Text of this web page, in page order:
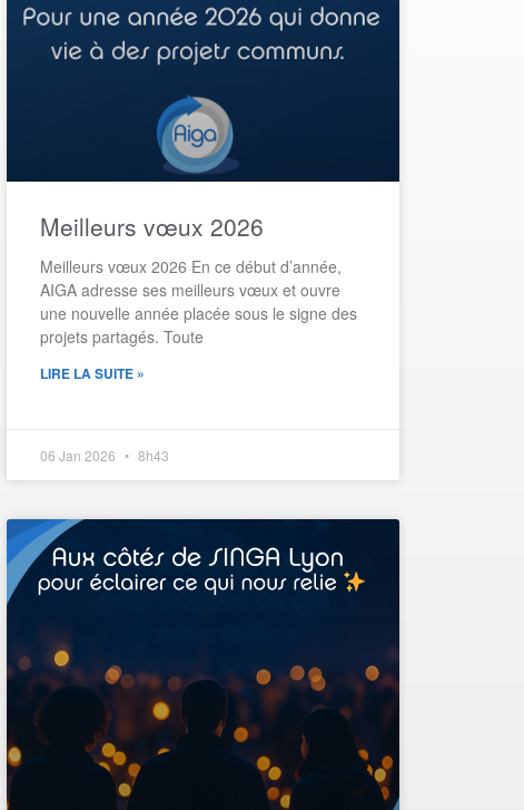
Meilleurs vœux 2026​
Meilleurs vœux 2026 En ce début d’année,
AIGA adresse ses meilleurs vœux et ouvre
une nouvelle année placée sous le signe des
projets partagés. Toute
LIRE LA SUITE »
06 Jan 2026 8h43